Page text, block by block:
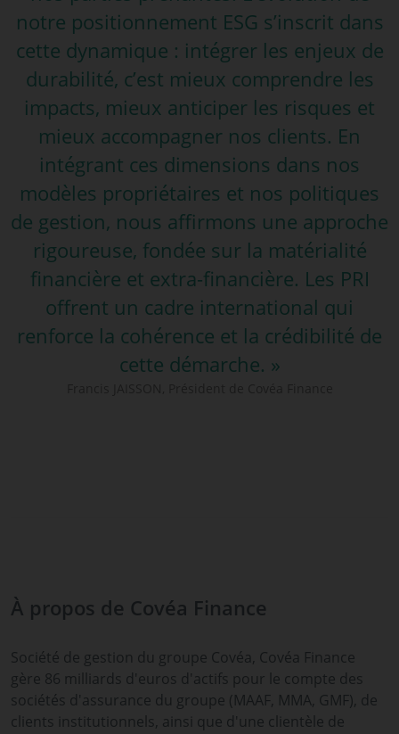
notre positionnement ESG s’inscrit dans
cette dynamique : intégrer les enjeux de
durabilité, c’est mieux comprendre les
impacts, mieux anticiper les risques et
mieux accompagner nos clients. En
intégrant ces dimensions dans nos
modèles propriétaires et nos politiques
de gestion, nous affirmons une approche
rigoureuse, fondée sur la matérialité
financière et extra-financière. Les PRI
offrent un cadre international qui
renforce la cohérence et la crédibilité de
cette démarche. »
À propos de Covéa Finance
Société de gestion du groupe Covéa, Covéa Finance
gère 86 milliards d'euros d'actifs pour le compte des
sociétés d'assurance du groupe (MAAF, MMA, GMF), de
clients institutionnels, ainsi que d'une clientèle de